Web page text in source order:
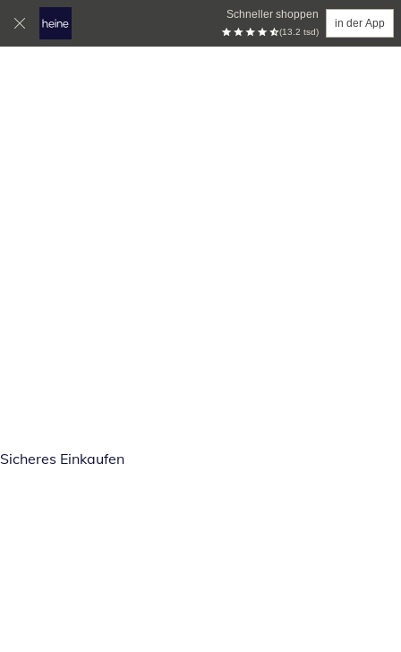
Schneller shoppen
(13.2 tsd)
in der App
Sicheres Einkaufen